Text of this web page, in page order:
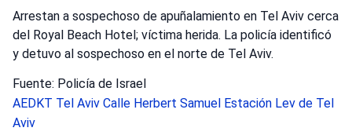
Arrestan a sospechoso de apuñalamiento en Tel Aviv cerca
del Royal Beach Hotel; víctima herida. La policía identificó
y detuvo al sospechoso en el norte de Tel Aviv.
Fuente: Policía de Israel
AEDKT Tel Aviv Calle Herbert Samuel Estación Lev de Tel
Aviv